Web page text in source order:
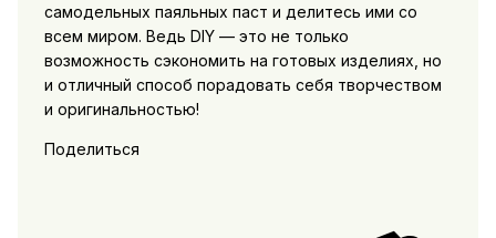
самодельных паяльных паст и делитесь ими со
всем миром. Ведь DIY — это не только
возможность сэкономить на готовых изделиях, но
и отличный способ порадовать себя творчеством
и оригинальностью!
Поделиться